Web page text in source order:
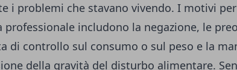
i problemi che stavano vivendo. I motivi
professionale includono la negazione, le
di controllo sul consumo o sul peso e la
della gravità del disturbo alimentare.